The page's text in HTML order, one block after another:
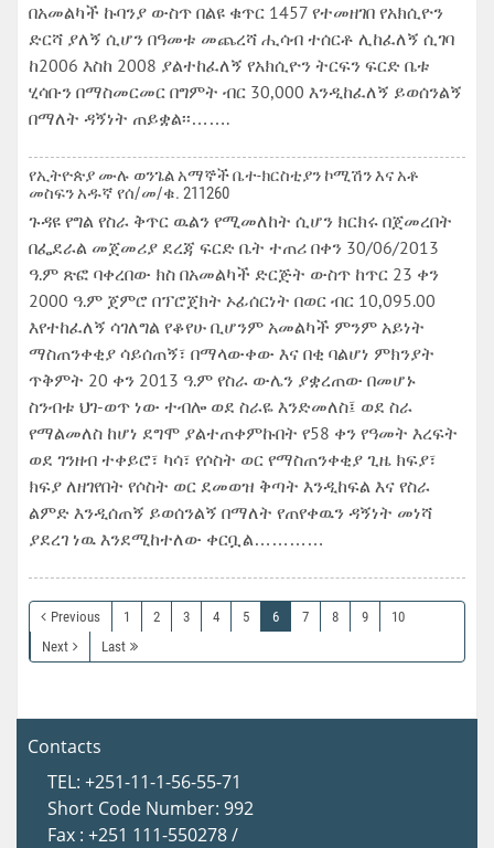
በአመልካች ኩባንያ ውስጥ በልዩ ቁጥር 1457 የተመዘገበ የአክሲዮን
ድርሻ ያለኝ ሲሆን በዓመቱ መጨረሻ ሒሳብ ተሰርቶ ሊከፈለኝ ሲገባ
ከ2006 እስከ 2008 ያልተከፈለኝ የአክሲዮን ትርፍን ፍርድ ቤቱ
ሂሳቡን በማስመርመር በግምት ብር 30,000 እንዲከፈለኝ ይወሰንልኝ
በማለት ዳኝነት ጠይቋል፡፡…….
የኢትዮጵያ ሙሉ ወንጌል አማኞች ቤተ-ክርስቲያን ኮሚሽን እና አቶ
መስፍን አዱኛ የሰ/መ/ቁ. 211260
ጉዳዩ የግል የስራ ቅጥር ዉልን የሚመለከት ሲሆን ክርክሩ በጀመረበት
በፌደራል መጀመሪያ ደረጃ ፍርድ ቤት ተጠሪ በቀን 30/06/2013
ዓ.ም ጽፎ ባቀረበው ክስ በአመልካች ድርጅት ውስጥ ከጥር 23 ቀን
2000 ዓ.ም ጀምሮ በፕሮጀክት ኦፊሰርነት በወር ብር 10,095.00
እየተከፈለኝ ሳገለግል የቆየሁ ቢሆንም አመልካች ምንም አይነት
ማስጠንቀቂያ ሳይሰጠኝ፣ በማላውቀው እና በቂ ባልሆነ ምክንያት
ጥቅምት 20 ቀን 2013 ዓ.ም የስራ ውሌን ያቋረጠው በመሆኑ
ስንብቱ ህገ-ወጥ ነው ተብሎ ወደ ስራዬ እንድመለስ፤ ወደ ስራ
የማልመለስ ከሆነ ደግሞ ያልተጠቀምኩበት የ58 ቀን የዓመት እረፍት
ወደ ገንዘብ ተቀይሮ፣ ካሳ፣ የሶስት ወር የማስጠንቀቂያ ጊዜ ክፍያ፣
ክፍያ ለዘገየበት የሶስት ወር ደመወዝ ቅጣት እንዲከፍል እና የስራ
ልምድ እንዲሰጠኝ ይወሰንልኝ በማለት የጠየቀዉን ዳኝነት መነሻ
ያደረገ ነዉ እንደሚከተለው ቀርቧል…………
Previous 1 2 3 4 5 6 7 8 9
10
Next
Last
Contacts
TEL: +251-11-1-56-55-71
Short Code Number: 992
Fax : +251 111-550278 /